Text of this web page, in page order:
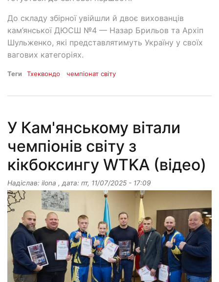
До складу збірної увійшли й двоє вихованців
кам’янської ДЮСШ №4 — Назар Брильов та Архіп
Шульженко, які представлятимуть Україну у своїх
вагових категоріях.
Теги Тхеквондо чемпіонат світу
У Кам'янському вітали
чемпіонів світу з
кікбоксингу WTKA (відео)
Надіслав: ilona , дата: пт, 11/07/2025 - 17:09